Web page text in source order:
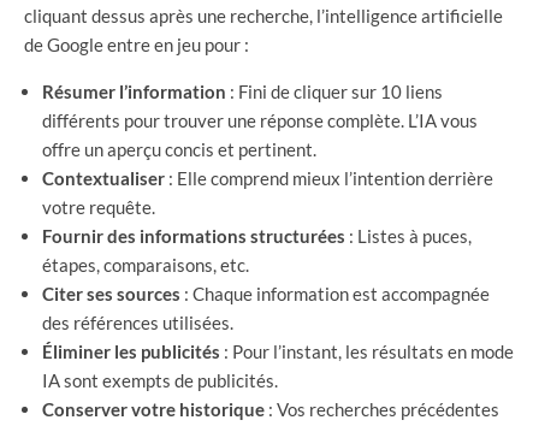
cliquant dessus après une recherche, l’intelligence artificielle
de Google entre en jeu pour :
Résumer l’information : Fini de cliquer sur 10 liens
différents pour trouver une réponse complète. L’IA vous
offre un aperçu concis et pertinent.
Contextualiser : Elle comprend mieux l’intention derrière
votre requête.
Fournir des informations structurées : Listes à puces,
étapes, comparaisons, etc.
Citer ses sources : Chaque information est accompagnée
des références utilisées.
Éliminer les publicités : Pour l’instant, les résultats en mode
IA sont exempts de publicités.
Conserver votre historique : Vos recherches précédentes